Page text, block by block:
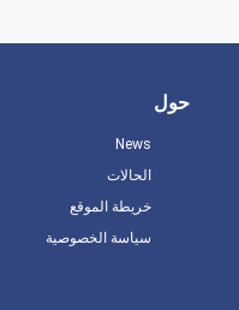
حول
News
الحالات
خريطة الموقع
سياسة الخصوصية